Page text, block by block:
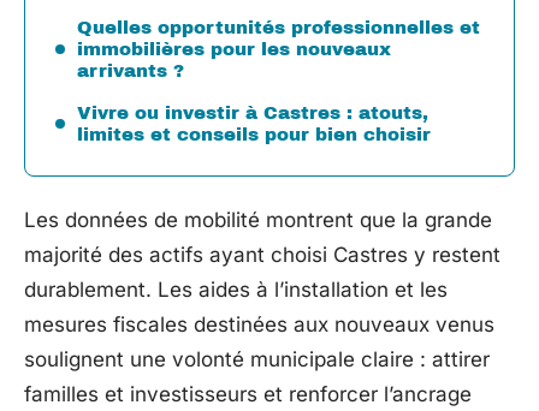
Quelles opportunités professionnelles et
immobilières pour les nouveaux
arrivants ?
Vivre ou investir à Castres : atouts,
limites et conseils pour bien choisir
Les données de mobilité montrent que la grande
majorité des actifs ayant choisi Castres y restent
durablement. Les aides à l’installation et les
mesures fiscales destinées aux nouveaux venus
soulignent une volonté municipale claire : attirer
familles et investisseurs et renforcer l’ancrage